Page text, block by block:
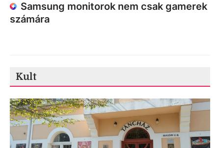
Samsung monitorok nem csak gamerek
számára
Kult